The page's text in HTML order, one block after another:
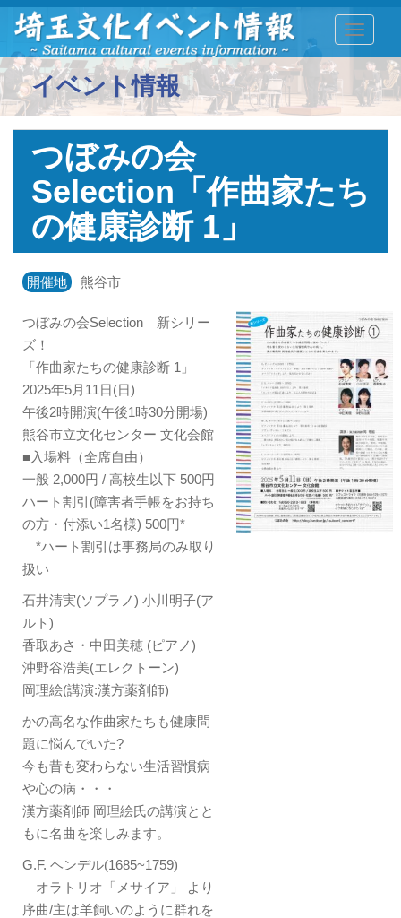
イベント情報
つぼみの会
Selection「作曲家たち
の健康診断 1」
開催地 熊谷市
つぼみの会Selection 新シリー
ズ！
「作曲家たちの健康診断 1」
2025年5月11日(日)
午後2時開演(午後1時30分開場)
熊谷市立文化センター 文化会館
■入場料（全席自由）
一般 2,000円 / 高校生以下 500円
ハート割引(障害者手帳をお持ち
の方・付添い1名様) 500円*
*ハート割引は事務局のみ取り
扱い
石井清実(ソプラノ) 小川明子(ア
ルト)
香取あさ・中田美穂 (ピアノ)
沖野谷浩美(エレクトーン)
岡理絵(講演:漢方薬剤師)
かの高名な作曲家たちも健康問
題に悩んでいた?
今も昔も変わらない生活習慣病
や心の病・・・
漢方薬剤師 岡理絵氏の講演とと
もに名曲を楽しみます。
G.F. ヘンデル(1685~1759)
オラトリオ「メサイア」 より
序曲/主は羊飼いのように群れを